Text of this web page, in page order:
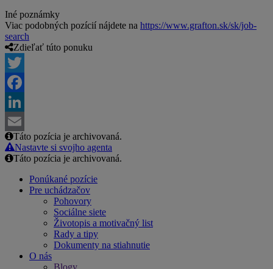
Iné poznámky
Viac podobných pozícií nájdete na https://www.grafton.sk/sk/job-
search
Zdieľať túto ponuku
Twitter
Facebook
LinkedIn
Email
Táto pozícia je archivovaná.
Nastavte si svojho agenta
Táto pozícia je archivovaná.
Ponúkané pozície
Pre uchádzačov
Pohovory
Sociálne siete
Životopis a motivačný list
Rady a tipy
Dokumenty na stiahnutie
O nás